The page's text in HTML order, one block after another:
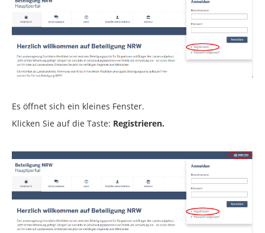
Es öffnet sich ein kleines Fenster.
Klicken Sie auf die Taste: Registrieren.